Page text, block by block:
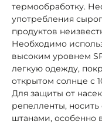
термообработку.
употребления
продуктов
Необходимо
высоким уровнем
легкую одежду,
открытом солнце с
Для защиты от
репелленты,
штанами, особенно